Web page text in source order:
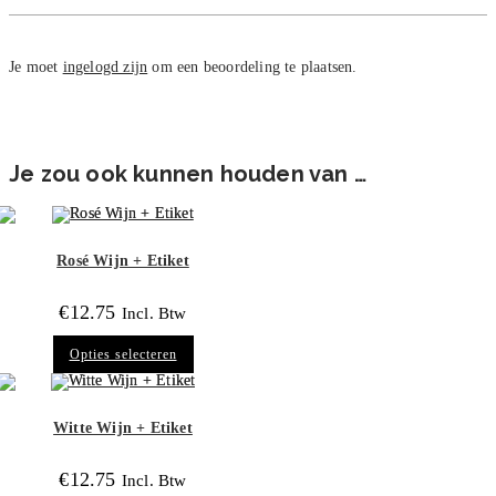
Je moet ingelogd zijn om een beoordeling te plaatsen.
Je zou ook kunnen houden van …
Rosé Wijn + Etiket
€12.75 Incl. Btw
Opties selecteren
heeft
meerdere
optie
Witte Wijn + Etiket
€12.75 Incl. Btw